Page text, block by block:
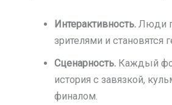
Интерактивность. Люди
зрителями и становятся
Сценарность. Каждый
история с завязкой,
финалом.